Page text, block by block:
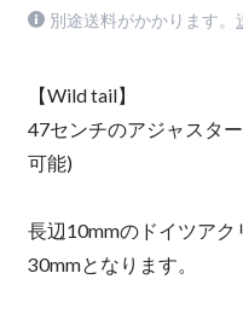
別途送料がかかります。
【Wild tail】
47センチのアジャスタ
可能)
長辺10mmのドイツア
30mmとなります。